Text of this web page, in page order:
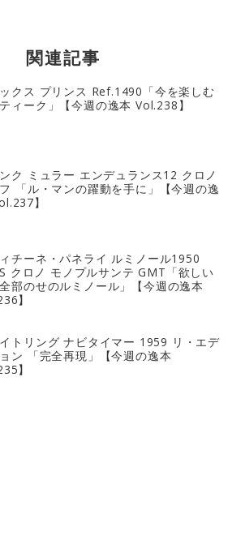
関連記事
クス プリンス Ref.1490「今を楽しむ
ィーク」【今週の逸本 Vol.238】
ク ミュラー エンデュランス12 クロノ
「ル・マンの躍動を手に」【今週の逸
】
チーネ・パネライ ルミノール1950
クロノ モノプルサンテ GMT「欲しい
部のせのルミノール」【今週の逸本
】
トリング ナビタイマー 1959 リ・エデ
ン 「完全再現」【今週の逸本
】